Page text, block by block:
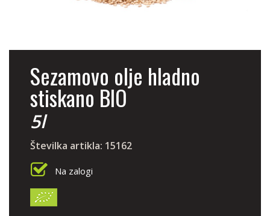
Sezamovo olje hladno
stiskano BIO
5l
Številka artikla: 15162
Na zalogi